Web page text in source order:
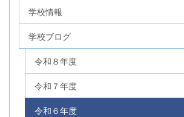
学校情報
学校ブログ
令和８年度
令和７年度
令和６年度